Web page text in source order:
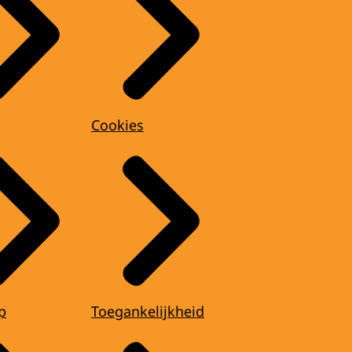
Cookies
Toegankelijkheid